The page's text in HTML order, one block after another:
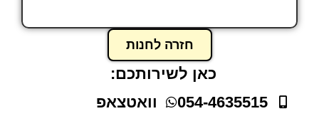
חזרה לחנות
כאן לשירותכם:
054-4635515
וואטצאפ